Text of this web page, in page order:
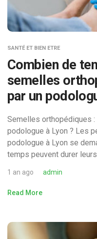
SANTÉ ET BIEN ETRE
Combien de
semelles
par un
Semelles orthopédiques
podologue à Lyon ? Les
podologue à Lyon se
temps peuvent durer
1 an ago admin
Read More